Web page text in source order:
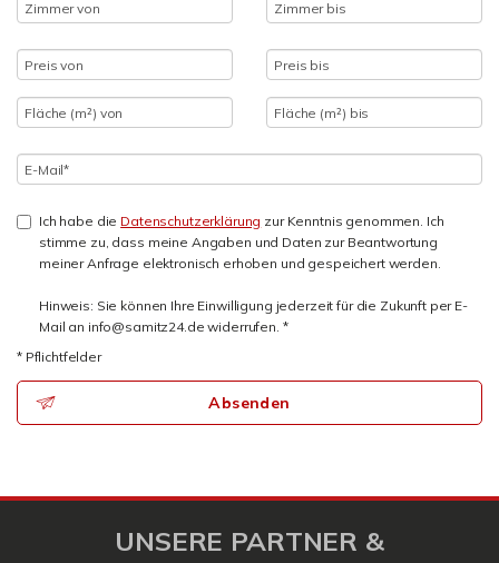
Ich habe die Datenschutzerklärung zur Kenntnis genommen. Ich
stimme zu, dass meine Angaben und Daten zur Beantwortung
meiner Anfrage elektronisch erhoben und gespeichert werden.
Hinweis: Sie können Ihre Einwilligung jederzeit für die Zukunft per E-
Mail an info@samitz24.de widerrufen. *
* Pflichtfelder
Absenden
UNSERE PARTNER &